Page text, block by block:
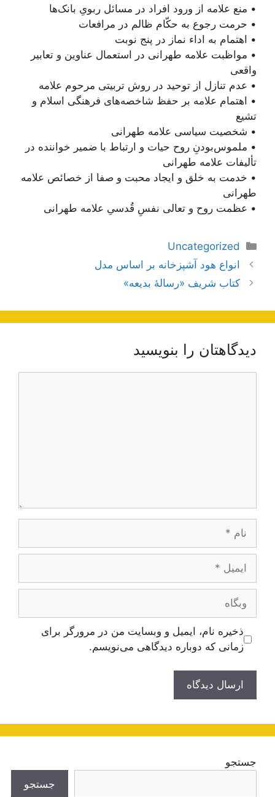
• منع علامه از ورود افراد در مسائل ربویِ بانک‌ها
• حرمت رجوع به حکّام ظالم در مرافعات
• اهتمام به اداء نماز در پنج نوبت
• مواظبت علامه طهرانی در استعمال عناوین و تعابیر
واقعی
• عدم تنازل از توحید در روش تربیتی مرحوم علامه
• اهتمام علامه بر حفظ شاخصه‌های فرهنگی اسلام و
تشیع
• شخصیت سیاسی علامه طهرانی
• ملموس‌بودنِ روح حیات و ارتباط با ضمیر خواننده در
تألیفات علامه طهرانی
• خدمت به خلق و ایجاد محبت و صفا از خصائص علامه
طهرانی
• عظمت روح و تعالی نفسِ قُدسیِ علامه طهرانی
دسته‌ها
Uncategorized
ناوبری
نوشته‌ها
انواع هود آشپزخانه بر اساس مدل
کتاب شریف «رسالۀ بدیعه»
دیدگاهتان را بنویسید
ایمیل
وبگاه
ذخیره نام، ایمیل و وبسایت من در مرورگر برای
زمانی که دوباره دیدگاهی می‌نویسم.
جستجو
جستجو